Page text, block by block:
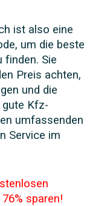
ist also eine
um die beste
finden. Sie
Preis achten,
und die
gute Kfz-
umfassenden
Service im
sparen!